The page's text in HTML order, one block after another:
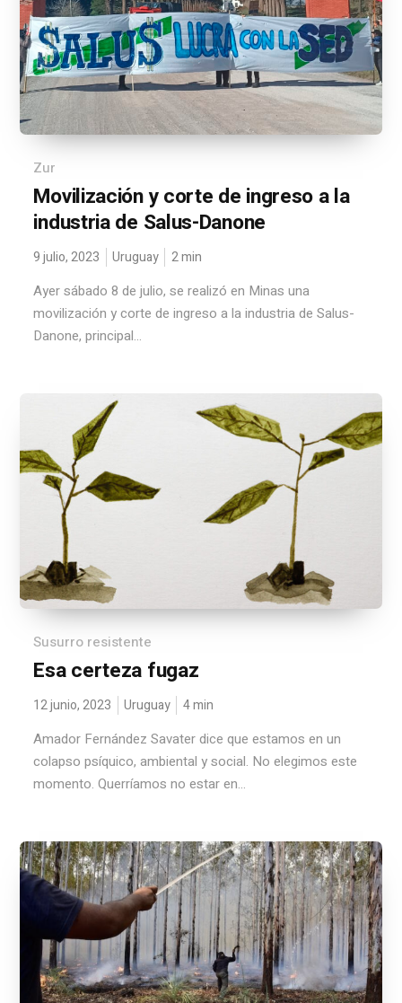
Zur
Movilización y corte de ingreso a la
industria de Salus-Danone
9 julio, 2023 Uruguay 2min
Ayer sábado 8 de julio, se realizó en Minas una
movilización y corte de ingreso a la industria de Salus-
Danone, principal...
Susurro resistente
Esa certeza fugaz
12 junio, 2023 Uruguay 4min
Amador Fernández Savater dice que estamos en un
colapso psí­quico, ambiental y social. No elegimos este
momento. Querríamos no estar en...